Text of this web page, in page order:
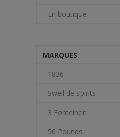
En boutique
MARQUES
1836
Swell de spirits
3 Fonteinen
50 Pounds